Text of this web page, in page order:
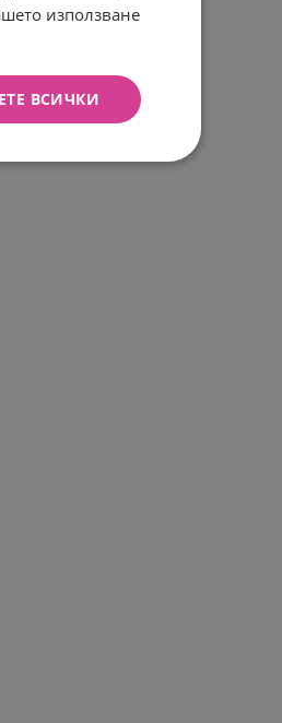
използване
ВСИЧКИ